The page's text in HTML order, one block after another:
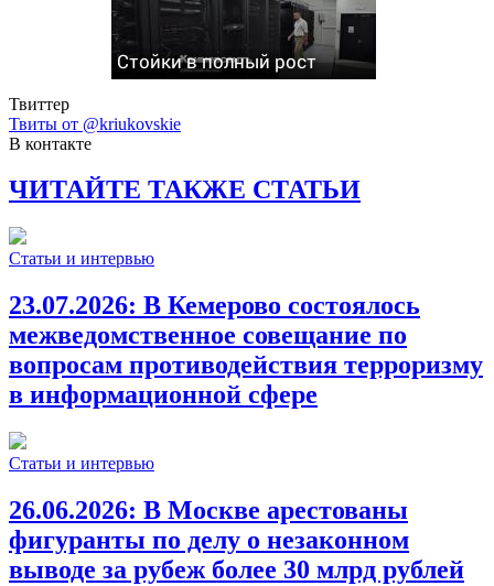
Стойки в полный рост
Твиттер
Твиты от @kriukovskie
В контакте
ЧИТАЙТЕ ТАКЖЕ СТАТЬИ
Статьи и интервью
23.07.2026: В Кемерово состоялось
межведомственное совещание по
вопросам противодействия терроризму
в информационной сфере
Статьи и интервью
26.06.2026: В Москве арестованы
фигуранты по делу о незаконном
выводе за рубеж более 30 млрд рублей